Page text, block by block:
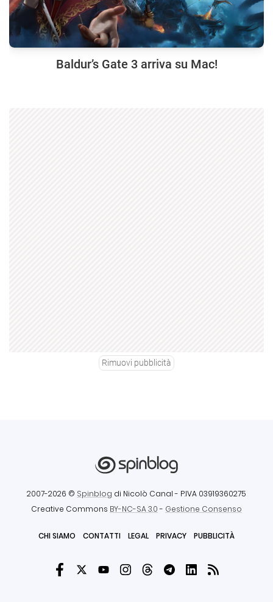
Baldur’s Gate 3 arriva su Mac!
Rimuovi pubblicità
2007-2026 © Spinblog di Nicolò Canal - P.IVA 03919360275
Creative Commons BY-NC-SA 3.0- Gestione Consenso
CHI SIAMO CONTATTI LEGAL PRIVACY PUBBLICITÀ